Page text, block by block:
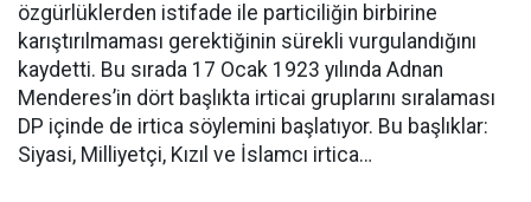
özgürlüklerden istifade ile particiliğin birbirine
karıştırılmaması gerektiğinin sürekli vurgulandığını
kaydetti. Bu sırada 17 Ocak 1923 yılında Adnan
Menderes’in dört başlıkta irticai gruplarını sıralaması
DP içinde de irtica söylemini başlatıyor. Bu başlıklar:
Siyasi, Milliyetçi, Kızıl ve İslamcı irtica…